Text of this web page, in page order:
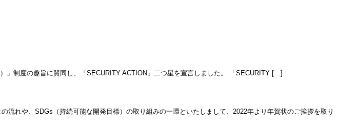
」制度の趣旨に賛同し、「SECURITY ACTION」二つ星を宣言しました。 「SECURITY […]
れや、SDGs（持続可能な開発目標）の取り組みの一環といたしまして、2022年より年賀状のご挨拶を取り